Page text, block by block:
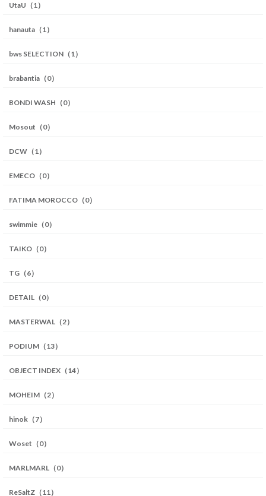
UtaU（1）
hanauta（1）
bws SELECTION（1）
brabantia（0）
BONDI WASH（0）
Mosout（0）
DCW（1）
EMECO（0）
FATIMA MOROCCO（0）
swimmie（0）
TAIKO（0）
TG（6）
DETAIL（0）
MASTERWAL（2）
PODIUM（13）
OBJECT INDEX（14）
MOHEIM（2）
hinok（7）
Woset（0）
MARLMARL（0）
ReSaltZ（11）